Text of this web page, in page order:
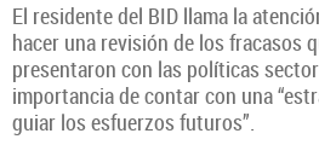
El residente del BID llama la
hacer una revisión de los fracasos
presentaron con las políticas
importancia de contar con una
guiar los esfuerzos futuros”.